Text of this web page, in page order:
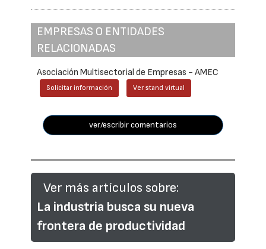
EMPRESAS O ENTIDADES
RELACIONADAS
Asociación Multisectorial de Empresas - AMEC
Solicitar información Ver stand virtual
ver/escribir comentarios
Ver más artículos sobre:
La industria busca su nueva
frontera de productividad